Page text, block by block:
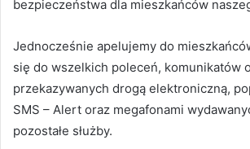
bezpieczeństwa dla mieszkańców
Jednocześnie apelujemy do
się do wszelkich poleceń, komunikatów
przekazywanych drogą elektroniczną,
SMS – Alert oraz megafonami
pozostałe służby.